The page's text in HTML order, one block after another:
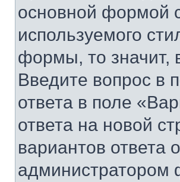
основной формой
используемого
формы, то значит,
Введите вопрос в
ответа в поле
ответа на новой
вариантов ответа
администратором